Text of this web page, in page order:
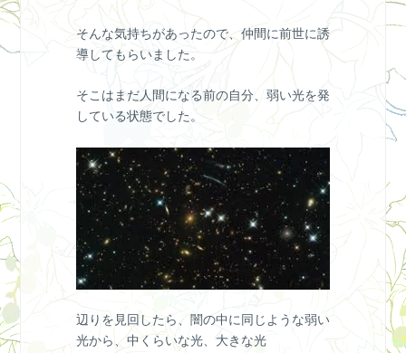
そんな気持ちがあったので、仲間に前世に誘
導してもらいました。
そこはまだ人間になる前の自分、弱い光を発
している状態でした。
辺りを見回したら、闇の中に同じような弱い
光から、中くらいな光、大きな光